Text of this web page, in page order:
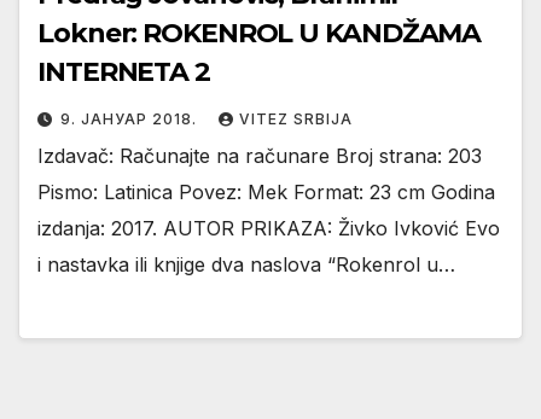
Lokner: ROKENROL U KANDŽAMA
INTERNETA 2
9. ЈАНУАР 2018. VITEZ SRBIJA
Izdavač: Računajte na računare Broj strana: 203
Pismo: Latinica Povez: Mek Format: 23 cm Godina
izdanja: 2017. AUTOR PRIKAZA: Živko Ivković Evo
i nastavka ili knjige dva naslova “Rokenrol u…